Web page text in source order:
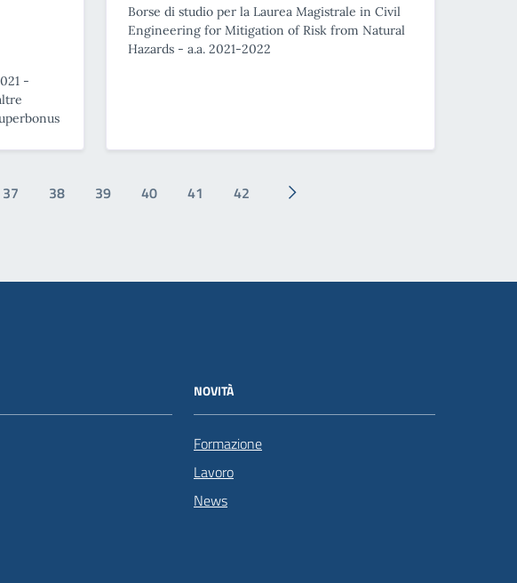
-
Borse di studio per la Laurea Magistrale in Civil
Engineering for Mitigation of Risk from Natural
Hazards - a.a. 2021-2022
37 38 39 40 41 42 Pagina successiva
NOVITÀ
Formazione
Lavoro
News